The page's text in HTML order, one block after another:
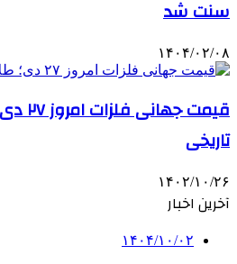
سنت شد
۱۴۰۴/۰۲/۰۸
قیمت
تاریخی
۱۴۰۲/۱۰/۲۶
آخرین اخبار
۱۴۰۴/۱۰/۰۲